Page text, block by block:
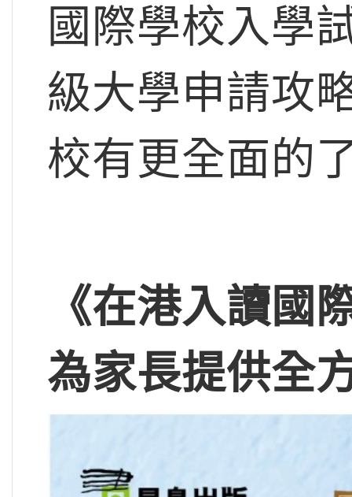
國際學校入學
級大學申請攻
校有更全面的
《在港入讀國
為家長提供全